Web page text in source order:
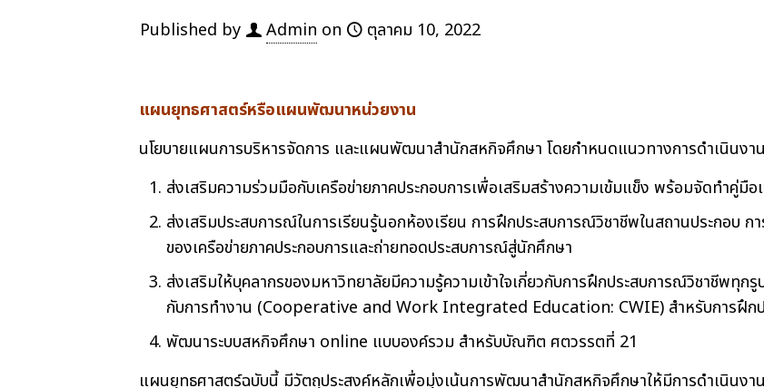
Published by Admin on ตุลาคม 10, 2022
แผนยุทธศาสตร์หรือแผนพัฒนาหน่วยงาน
นโยบายแผนการบริหารจัดการ และแผนพัฒนาสำนักสหกิจศึกษา โดยกำหนดแนวทางการดำเนินง
ส่งเสริมความร่วมมือกับเครือข่ายภาคประกอบการเพื่อเสริมสร้างความเข้มแข็ง พร้อมจัดทำคู่มื
ส่งเสริมประสบการณ์ในการเรียนรู้นอกห้องเรียน การฝึกประสบการณ์วิชาชีพในสถานประกอบ
ของเครือข่ายภาคประกอบการและถ่ายทอดประสบการณ์สู่นักศึกษา
ส่งเสริมให้บุคลากรของมหาวิทยาลัยมีความรู้ความเข้าใจเกี่ยวกับการฝึกประสบการณ์วิชาชีพทุ
กับการทำงาน (Cooperative and Work Integrated Education: CWIE) สำหรับการฝึกป
พัฒนาระบบสหกิจศึกษา online แบบองค์รวม สำหรับบัณฑิต ศตวรรตที่ 21
แผนยุทธศาสตร์ฉบับนี้ มีวัตถุประสงค์หลักเพื่อมุ่งเน้นการพัฒนาสำนักสหกิจศึกษาให้มีการดำเนินง